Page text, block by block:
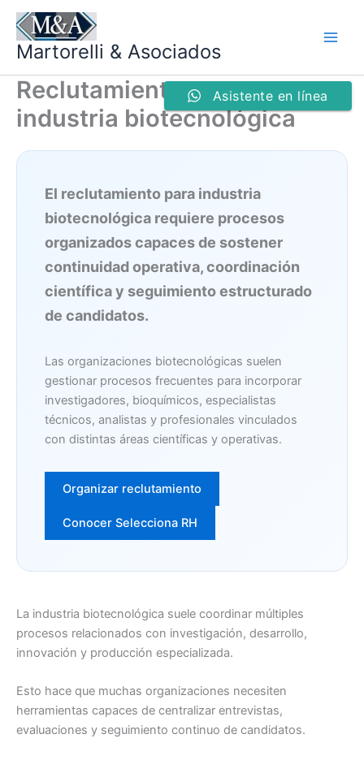
contenido
Martorelli & Asociados
Reclutamiento para
industria biotecnológica
El reclutamiento para industria
biotecnológica requiere procesos
organizados capaces de sostener
continuidad operativa, coordinación
científica y seguimiento estructurado
de candidatos.
Las organizaciones biotecnológicas suelen
gestionar procesos frecuentes para incorporar
investigadores, bioquímicos, especialistas
técnicos, analistas y profesionales vinculados
con distintas áreas científicas y operativas.
Organizar reclutamiento
Conocer Selecciona RH
La industria biotecnológica suele coordinar múltiples
procesos relacionados con investigación, desarrollo,
innovación y producción especializada.
Esto hace que muchas organizaciones necesiten
herramientas capaces de centralizar entrevistas,
evaluaciones y seguimiento continuo de candidatos.
Asistente en línea